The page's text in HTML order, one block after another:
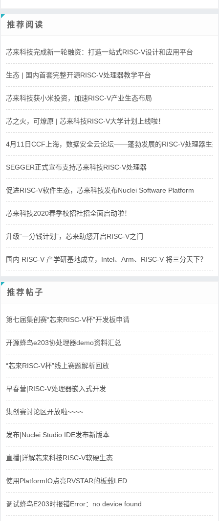
推荐阅读
芯来科技完成新一轮融资：打造一站式RISC-V设计和应用平台
生态 | 国内首套完整开源RISC-V处理器教学平台
芯来科技获小米投资，加速RISC-V产业生态布局
芯之火，可燎原 | 芯来科技RISC-V大学计划上线啦！
4月11日CCF上海，数据安全云论坛——蓬勃发展的RISC-V处理器生态
SEGGER正式宣布支持芯来科技RISC-V处理器
促进RISC-V软件生态，芯来科技发布Nuclei Software Platform
芯来科技2020春季校招社招全面启动啦！
升级“一分钱计划”，芯来助您开启RISC-V之门
国内 RISC-V 产学研基地成立，Intel、Arm、RISC-V 将三分天下？
推荐帖子
第七届集创赛“芯来RISC-V杯”开发板申请
开源蜂鸟e203协处理器demo资料汇总
“芯来RISC-V杯”线上赛题解析回放
早春营|RISC-V处理器嵌入式开发
集创赛讨论区开放啦~~~~
发布|Nuclei Studio IDE发布新版本
直播|详解芯来科技RISC-V软硬生态
使用PlatformIO点亮RVSTAR的板载LED
调试蜂鸟E203时报错Error：no device found